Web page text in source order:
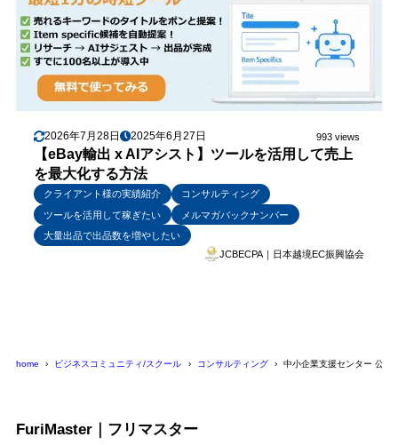
2026年7月28日 2025年6月27日 993 views
【eBay輸出 x AIアシスト】ツールを活用して売上
を最大化する方法
クライアント様の実績紹介
コンサルティング
ツールを活用して稼ぎたい
メルマガバックナンバー
大量出品で出品数を増やしたい
JCBECPA｜日本越境EC振興協会
home ビジネスコミュニティ/スクール コンサルティング 中小企業支援センター 公益
FuriMaster｜フリマスター